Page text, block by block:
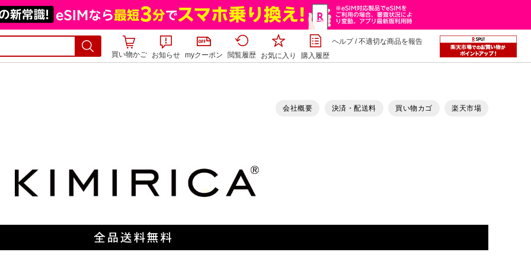
買い物かご お知らせ myクーポン 閲覧履歴 お気に入り 購入履歴
ヘルプ/不適切な商品を報告